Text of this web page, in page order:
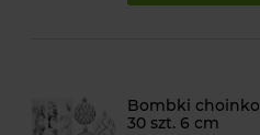
Bombki
30 szt. 6 cm